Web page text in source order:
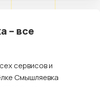
– все
сервисов и
Смышляевка